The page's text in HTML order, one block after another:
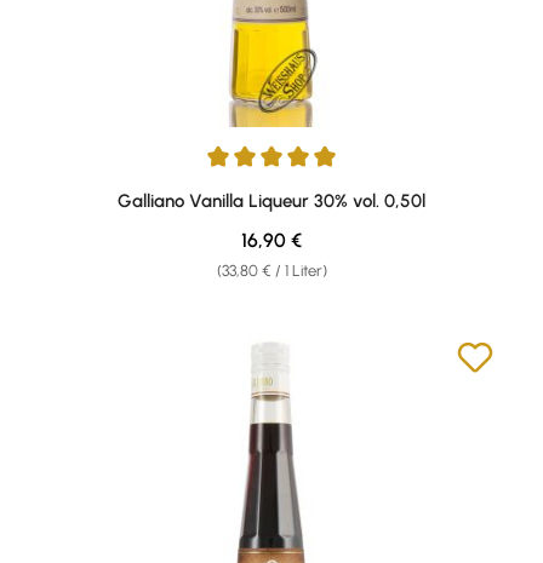
Durchschnittliche Bewertung von 4.9 von 5 Sternen
Galliano Vanilla Liqueur 30% vol. 0,50l
(33,80 € / 1 Liter)
Regulärer Preis:
16,90 €